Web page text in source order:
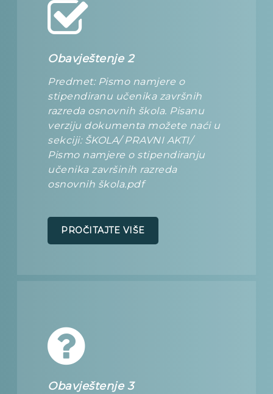
Obavještenje 2
Predmet: Pismo namjere o
stipendiranu učenika završnih
razreda osnovnih škola. Pisanu
verziju dokumenta možete naći u
sekciji: ŠKOLA/ PRAVNI AKTI/
Pismo namjere o stipendiranju
učenika završinih razreda
osnovnih škola.pdf
PROČITAJTE VIŠE
Obavještenje 3